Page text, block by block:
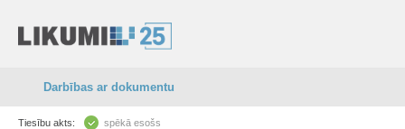
Darbības ar dokumentu
Tiesību akts: spēkā esošs